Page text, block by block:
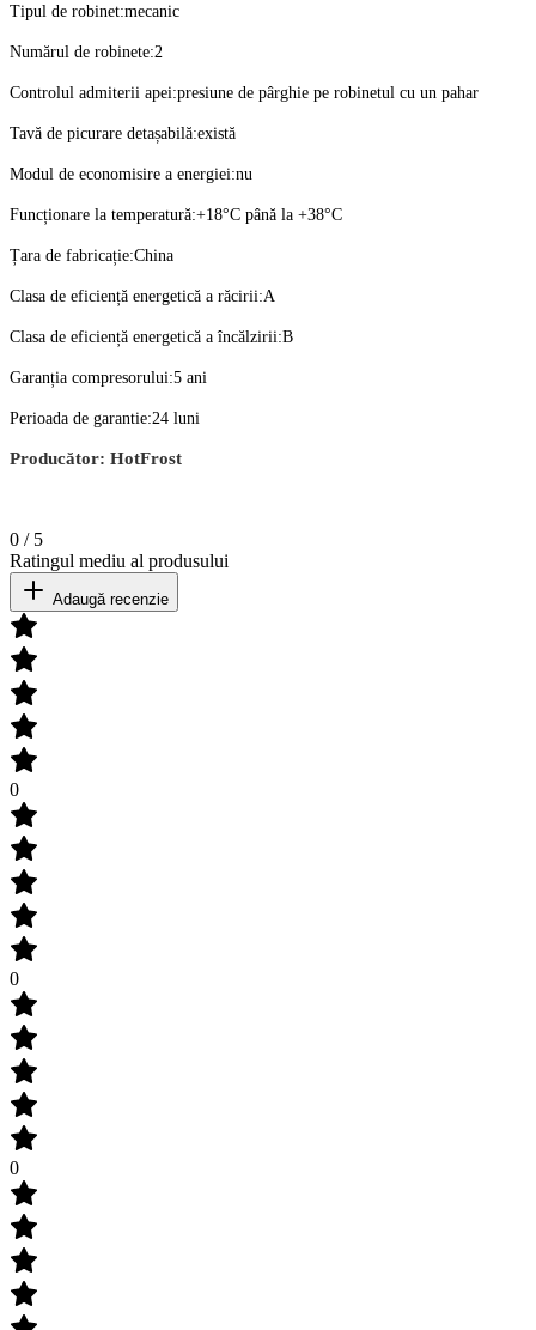
Tipul de robinet:mecanic
Numărul de robinete:2
Controlul admiterii apei:presiune de pârghie pe robinetul cu un pahar
Tavă de picurare detașabilă:există
Modul de economisire a energiei:nu
Funcționare la temperatură:+18°C până la +38°C
Țara de fabricație:China
Clasa de eficiență energetică a răcirii:A
Clasa de eficiență energetică a încălzirii:B
Garanția compresorului:5 ani
Perioada de garantie:24 luni
Producător: HotFrost
0 / 5
Ratingul mediu al produsului
Adaugă recenzie
0
0
0